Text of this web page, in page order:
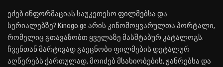
ეძებ ინფორმაციას საუკეთესო ფილმებსა და
სერიალებზე? Kinogo.ge არის კინომოყვარულთა პორტალი,
რომელიც გთავაზობთ ყველაზე მასშტაბურ კატალოგს.
ჩვენთან მარტივად გაეცნობი ფილმების დეტალურ
აღწერებს ქართულად, მოიძებ მსახიობების, ჟანრებსა და